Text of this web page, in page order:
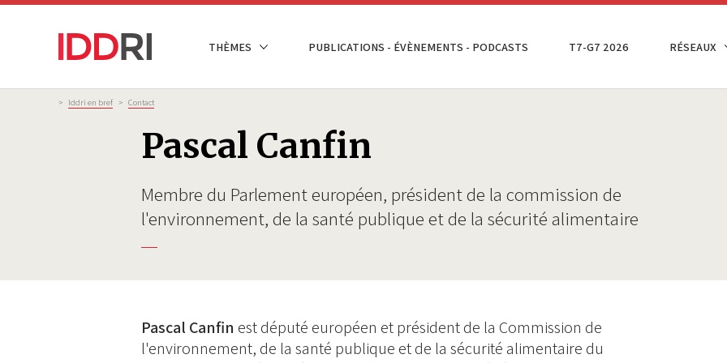
Aller
NAVIGATION
THÈMES PUBLICATIONS - ÉVÈNEMENTS - PODCASTS T7-G7 2026 RÉSEAUX
Fil
d'Ariane
> Iddri en bref > Contact
Pascal Canfin
Membre du Parlement européen, président de la commission de
l'environnement, de la santé publique et de la sécurité alimentaire
Pascal Canfin est député européen et président de la Commission de
l'environnement, de la santé publique et de la sécurité alimentaire du